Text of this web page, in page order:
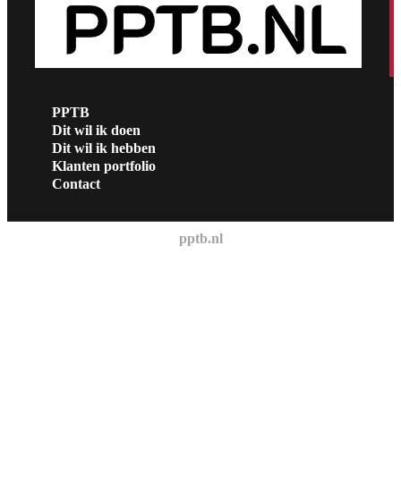
PPTB
Dit wil ik doen
Dit wil ik hebben
Klanten portfolio
Contact
pptb.nl